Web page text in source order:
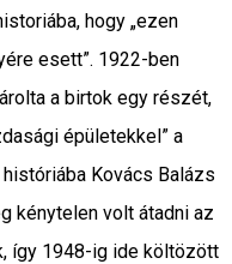
hogy „ezen
esett”. 1922-ben
a birtok egy részét,
épületekkel” a
Kovács Balázs
kénytelen volt átadni az
így 1948-ig ide költözött